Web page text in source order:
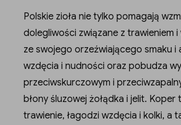
Polskie zioła nie tylko pomagają
dolegliwości związane z trawieniem
ze swojego orzeźwiającego smaku
wzdęcia i nudności oraz pobudza
przeciwskurczowym i
błony śluzowej żołądka i jelit.
trawienie, łagodzi wzdęcia i kolki, a